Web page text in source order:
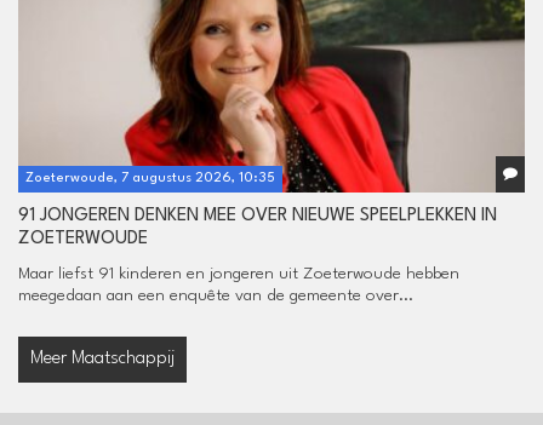
Zoeterwoude, 7 augustus 2026, 10:35
91 JONGEREN DENKEN MEE OVER NIEUWE SPEELPLEKKEN IN
ZOETERWOUDE
Maar liefst 91 kinderen en jongeren uit Zoeterwoude hebben
meegedaan aan een enquête van de gemeente over...
Meer Maatschappij